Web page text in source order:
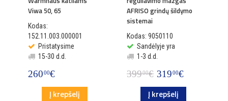
Viwa 50, 65
Kodas:
152.11.003.000001
Pristatysime
15-30 d.d.
26000€
Į krepšelį
AFRISO grindų šildymo
sistemai
Kodas: 9050110
Sandėlyje yra
1-3 d.d.
39900€ 31900€
Į krepšelį